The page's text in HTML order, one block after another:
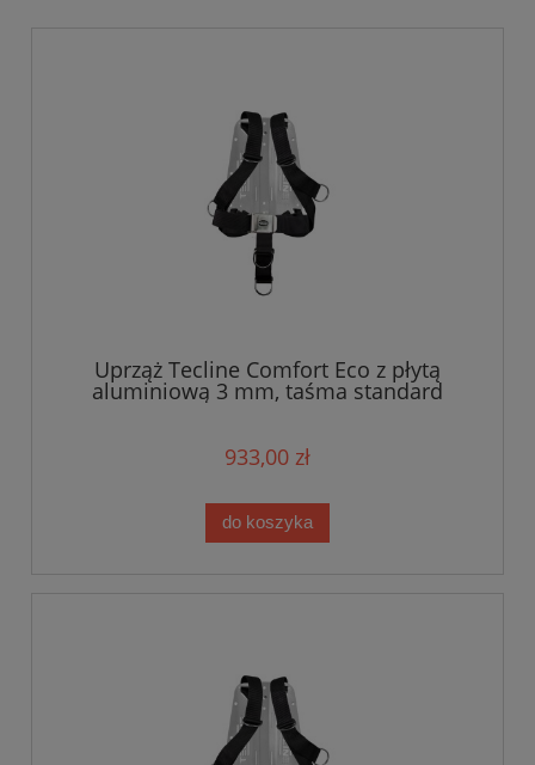
Uprząż Tecline Comfort Eco z płytą
aluminiową 3 mm, taśma standard
933,00 zł
do koszyka